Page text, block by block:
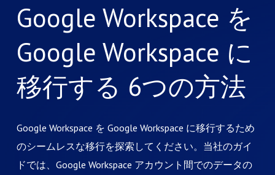
Google Workspace を
Google Workspace に
移行する 6つの方法
Google Workspace を Google Workspace に移行するため
のシームレスな移行を探索してください。当社のガイ
ドでは、Google Workspace アカウント間でのデータの